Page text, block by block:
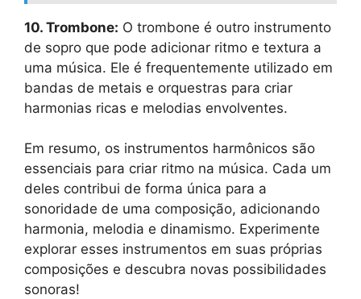
10. Trombone: O trombone é outro instrumento
de sopro que pode adicionar ritmo e textura a
uma música. Ele é frequentemente utilizado em
bandas de metais e orquestras para criar
harmonias ricas e melodias envolventes.
Em resumo, os instrumentos harmônicos são
essenciais para criar ritmo na música. Cada um
deles contribui de forma única para a
sonoridade de uma composição, adicionando
harmonia, melodia e dinamismo. Experimente
explorar esses instrumentos em suas próprias
composições e descubra novas possibilidades
sonoras!